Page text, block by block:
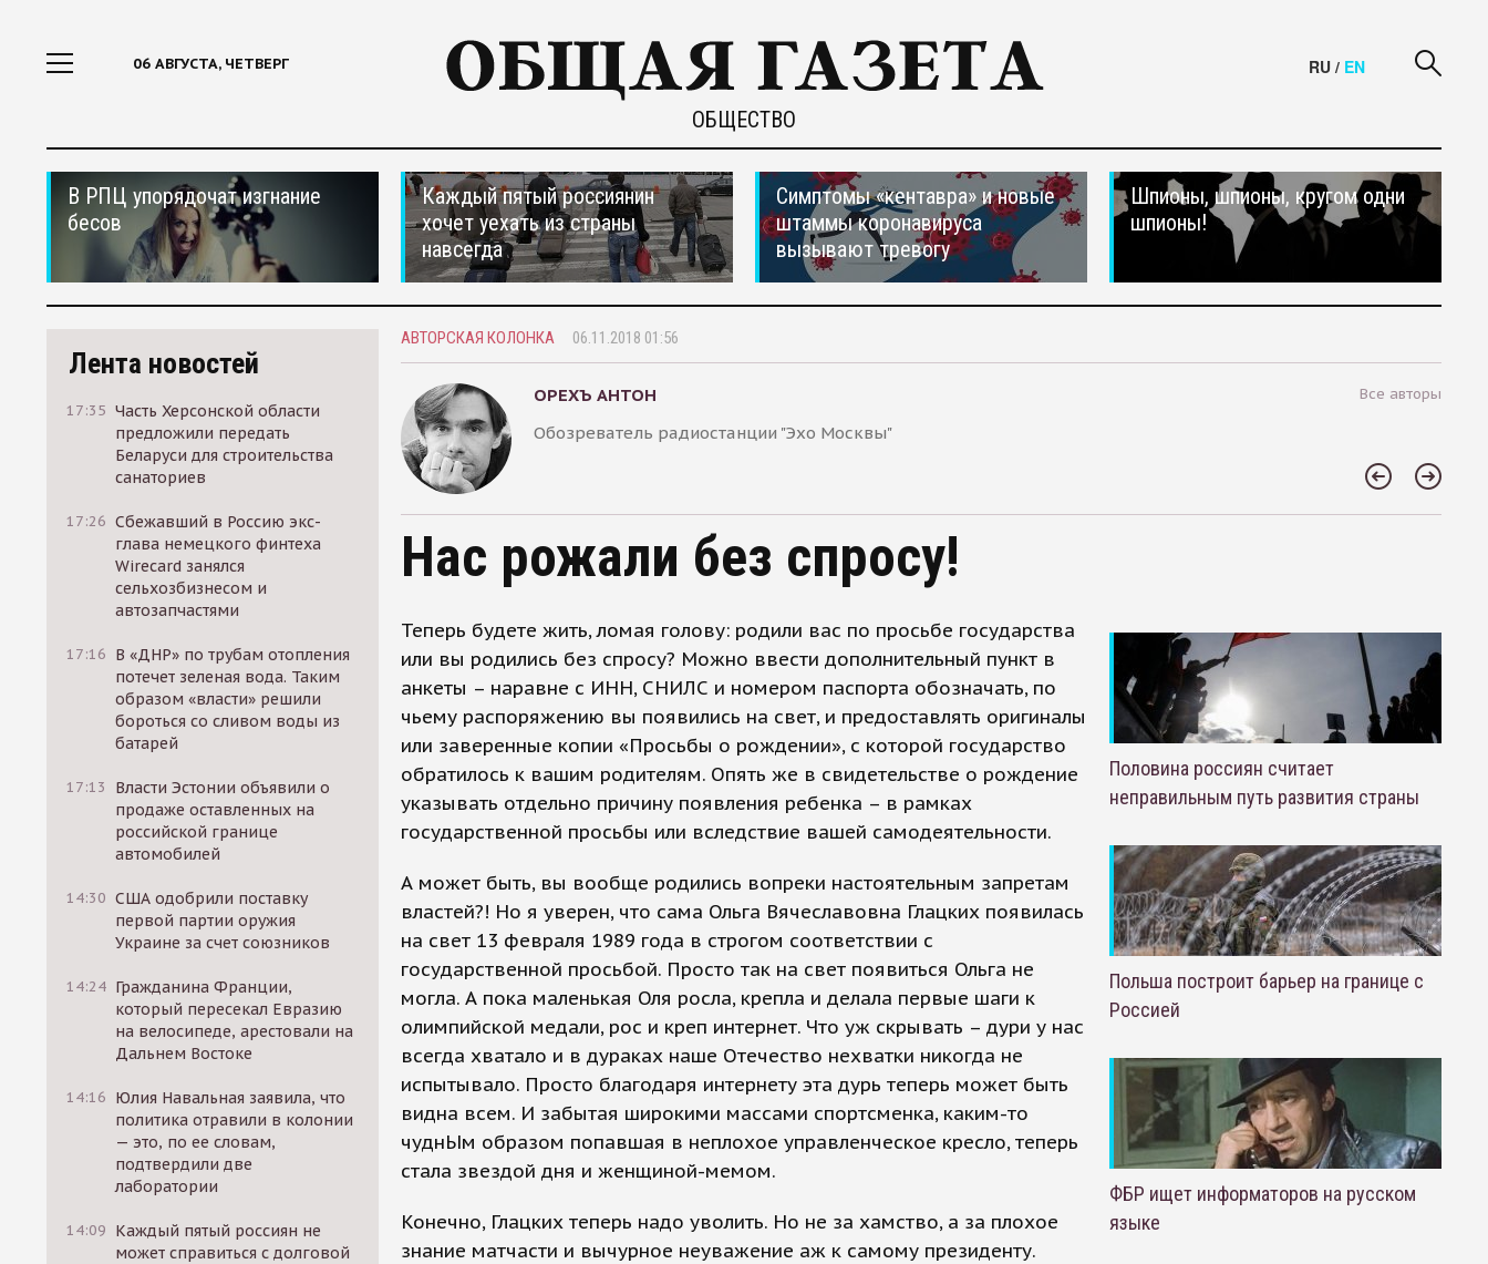
06 АВГУСТА, ЧЕТВЕРГ
ОБЩЕСТВО
RU / EN
В РПЦ упорядочат изгнание
бесов
Каждый пятый россиянин
хочет уехать из страны
навсегда
Симптомы «кентавра» и новые
штаммы коронавируса
вызывают тревогу
Шпионы, шпионы, кругом одни
шпионы!
Лента новостей
17:35 Часть Херсонской области
предложили передать
Беларуси для строительства
санаториев
17:26 Сбежавший в Россию экс-
глава немецкого финтеха
Wirecard занялся
сельхозбизнесом и
автозапчастями
17:16 В «ДНР» по трубам отопления
потечет зеленая вода. Таким
образом «власти» решили
бороться со сливом воды из
батарей
17:13
Власти Эстонии объявили о
продаже оставленных на
российской границе
автомобилей
14:30 США одобрили поставку
первой партии оружия
Украине за счет союзников
14:24 Гражданина Франции,
который пересекал Евразию
на велосипеде, арестовали на
Дальнем Востоке
14:16 Юлия Навальная заявила, что
политика отравили в колонии
— это, по ее словам,
подтвердили две
лаборатории
14:09 Каждый пятый россиян не
может справиться с долговой
АВТОРСКАЯ КОЛОНКА 06.11.2018 01:56
ОРЕХЪ АНТОН
Обозреватель радиостанции "Эхо Москвы"
Все авторы
Нас рожали без спросу!
Теперь будете жить, ломая голову: родили вас по просьбе государства
или вы родились без спросу? Можно ввести дополнительный пункт в
анкеты – наравне с ИНН, СНИЛС и номером паспорта обозначать, по
чьему распоряжению вы появились на свет, и предоставлять оригиналы
или заверенные копии «Просьбы о рождении», с которой государство
обратилось к вашим родителям. Опять же в свидетельстве о рождение
указывать отдельно причину появления ребенка – в рамках
государственной просьбы или вследствие вашей самодеятельности.
А может быть, вы вообще родились вопреки настоятельным запретам
властей?! Но я уверен, что сама Ольга Вячеславовна Глацких появилась
на свет 13 февраля 1989 года в строгом соответствии с
государственной просьбой. Просто так на свет появиться Ольга не
могла. А пока маленькая Оля росла, крепла и делала первые шаги к
олимпийской медали, рос и креп интернет. Что уж скрывать – дури у нас
всегда хватало и в дураках наше Отечество нехватки никогда не
испытывало. Просто благодаря интернету эта дурь теперь может быть
видна всем. И забытая широкими массами спортсменка, каким-то
чуднЫм образом попавшая в неплохое управленческое кресло, теперь
стала звездой дня и женщиной-мемом.
Конечно, Глацких теперь надо уволить. Но не за хамство, а за плохое
знание матчасти и вычурное неуважение аж к самому президенту.
Половина россиян считает
неправильным путь развития страны
Польша построит барьер на границе с
Россией
ФБР ищет информаторов на русском
языке